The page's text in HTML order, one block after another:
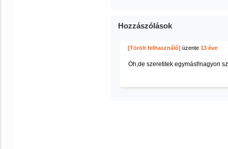
Hozzászólások
[Törölt felhasználó] üzente 13 éve
Óh,de szeretitek egymást!nagyon